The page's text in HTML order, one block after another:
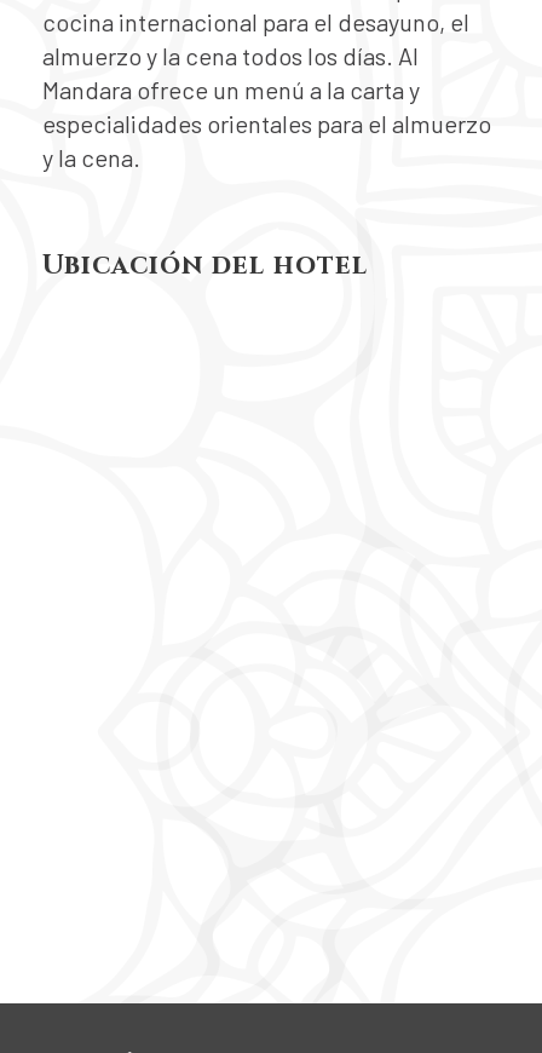
cocina internacional para el desayuno, el
almuerzo y la cena todos los días. Al
Mandara ofrece un menú a la carta y
especialidades orientales para el almuerzo
y la cena.
Ubicación del hotel